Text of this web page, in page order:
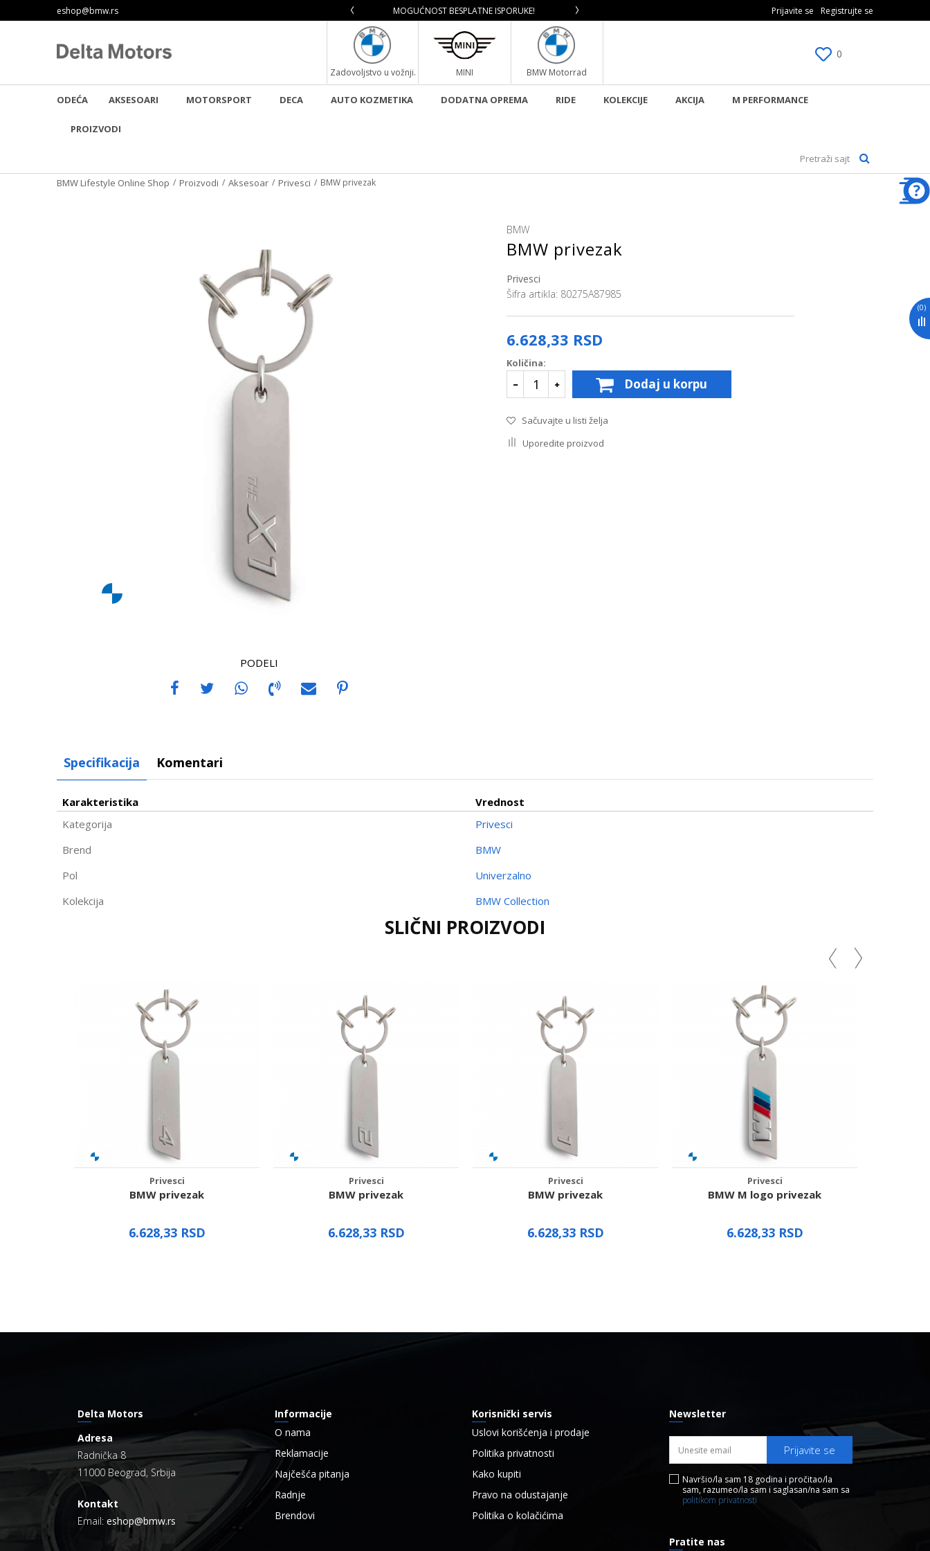
eshop@bmw.rs
BESPLATNE ISPORUKE! MOGUĆNOST BESPLATNE ISPORUKE! Prijavite se Registrujte se
Zadovoljstvo u vožnji. MINI BMW Motorrad
0
ODEĆA AKSESOARI MOTORSPORT DECA AUTO KOZMETIKA DODATNA OPREMA RIDE KOLEKCIJE AKCIJA M PERFORMANCE
PROIZVODI
Pretraži sajt
BMW Lifestyle Online Shop
Proizvodi Aksesoar Privesci BMW privezak
PODELI
BMW
BMW privezak
Privesci
Šifra artikla: 80275A87985
6.628,33 RSD
Količina:
Dodaj u korpu
Sačuvajte u listi želja
Uporedite proizvod
Specifikacija Komentari
Karakteristika
Vrednost
Kategorija
Privesci
Brend
BMW
Pol
Univerzalno
Kolekcija
BMW Collection
SLIČNI PROIZVODI
Privesci
BMW privezak
6.628,33 RSD
Privesci
BMW privezak
6.628,33 RSD
Privesci
BMW privezak
6.628,33 RSD
Privesci
BMW M logo privezak
6.628,33 RSD
(0)
Delta Motors
Adresa
Radnička 8
11000 Beograd, Srbija
Kontakt
Email: eshop@bmw.rs
Informacije
O nama
Reklamacije
Najčešća pitanja
Radnje
Brendovi
Korisnički servis
Uslovi korišćenja i prodaje
Politika privatnosti
Kako kupiti
Pravo na odustajanje
Politika o kolačićima
Newsletter
Prijavite se
Navršio/la sam 18 godina i pročitao/la
sam, razumeo/la sam i saglasan/na sam sa
politikom privatnosti
Pratite nas